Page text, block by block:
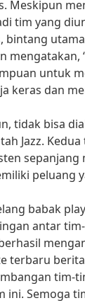
Meskipun
tim yang
bintang
mengatakan,
untuk
keras dan
tidak bisa
Jazz.
sepanjang
peluang
babak
antar
terbaru
tim-
ini. Semoga